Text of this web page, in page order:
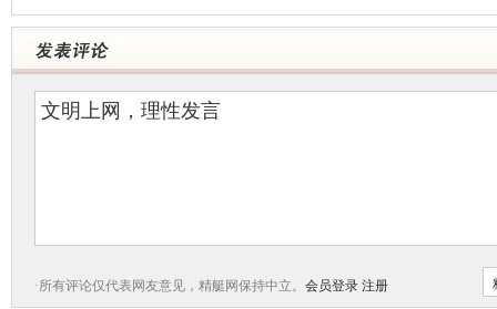
·所有评论仅代表网友意见，精艇网保持中立。 会员登录 注册